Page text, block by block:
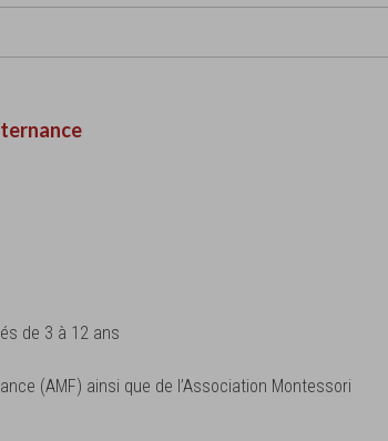
de 3 à 12 ans
(AMF) ainsi que de l’Association Montessori